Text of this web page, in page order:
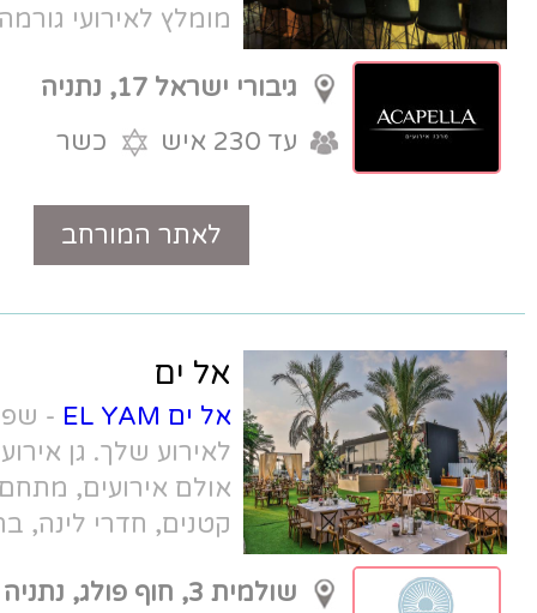
מומלץ לאירועי גורמה באיכות בלתי
מתפשרת
כשר
טלפון
אל ים
אל ים EL YAM
- שפע של אפשרויות
לאירוע שלך. גן אירועים כפרי מול הים,
אולם אירועים, מתחם בוטיק לאירועים
קטנים, חדרי לינה, בריכה, בית כנסת
ועוד.
שולמית 3, חוף פולג, נתניה